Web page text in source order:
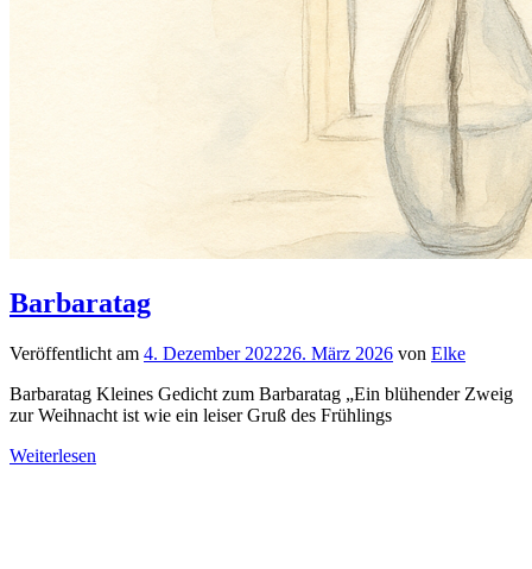
Barbaratag
Veröffentlicht am 4. Dezember 202226. März 2026 von Elke
Barbaratag Kleines Gedicht zum Barbaratag „Ein blühender Zweig
zur Weihnacht ist wie ein leiser Gruß des Frühlings
Weiterlesen